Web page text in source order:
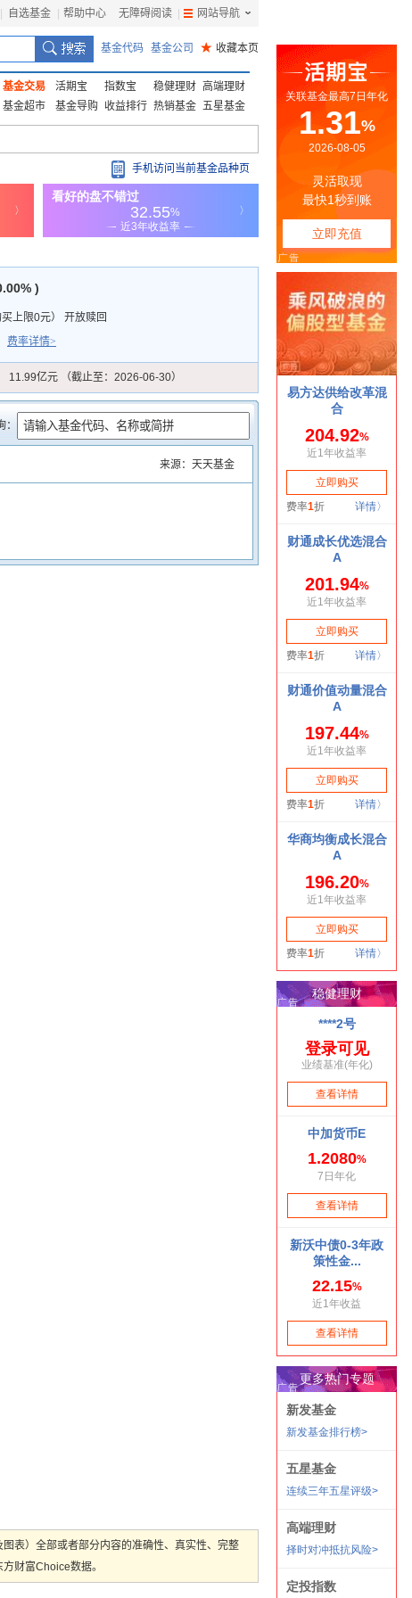
自选基金 帮助中心 无障碍阅读 网站导航
基金代码 基金公司 ★ 收藏本页
基金交易 活期宝 指数宝 稳健理财 高端理财
基金超市
基金导购 收益排行 热销基金 五星基金
手机访问当前基金品种页
)
上限0元）
开放赎回
费率详情>
11.99亿元 （截止至：2026-06-30）
来源：天天基金
表）全部或者部分内容的准确性、真实性、完整
财富Choice数据。